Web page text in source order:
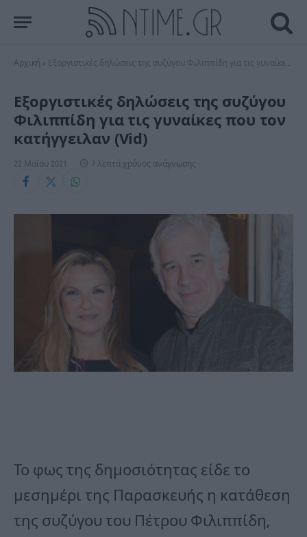
Αρχική Εξοργιστικές δηλώσεις της συζύγου Φιλιππίδη για τις γυναίκες που τον κατήγγειλαν (Vid)
Εξοργιστικές δηλώσεις της συζύγου
Φιλιππίδη για τις γυναίκες που τον
κατήγγειλαν (Vid)
22 Μαΐου 2021 7 λεπτά χρόνος ανάγνωσης
Το φως της δημοσιότητας είδε το
μεσημέρι της Παρασκευής η κατάθεση
της συζύγου του Πέτρου Φιλιππίδη,